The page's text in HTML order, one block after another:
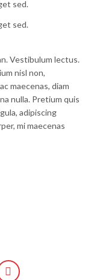
sed.
sed.
Vestibulum lectus.
nisl non,
maecenas, diam
nulla. Pretium quis
adipiscing
mi maecenas